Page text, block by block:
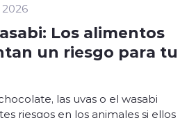
Los alimentos
un riesgo para tu
las uvas o el wasabi
riesgos en los animales si ellos